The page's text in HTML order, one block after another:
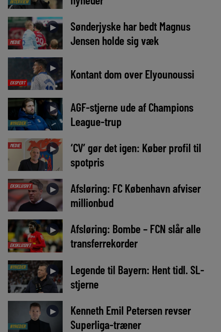
INTERVIEW
MEDIE
►
Sønderjyske har bedt Magnus
Jensen holde sig væk
EKSPERT
► Kontant dom over Elyounoussi
NYHEDER
►
AGF-stjerne ude af Champions
League-trup
MEDIE ►
‘CV’ gør det igen: Køber profil til
spotpris
EKSKLUSIVT ►
Afsløring: FC København afviser
millionbud
EKSKLUSIVT
►
Afsløring: Bombe – FCN slår alle
transferrekorder
NYHEDER ►
Legende til Bayern: Hent tidl. SL-
stjerne
NYHEDER
►
Kenneth Emil Petersen revser
Superliga-træner